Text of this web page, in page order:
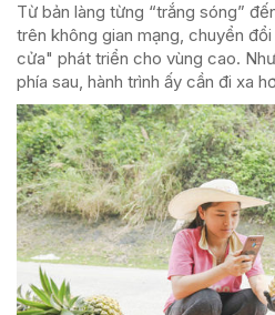
Từ bản làng từng “trắng sóng”
trên không gian mạng, chuyển
cửa" phát triển cho vùng cao.
phía sau, hành trình ấy cần đi xa